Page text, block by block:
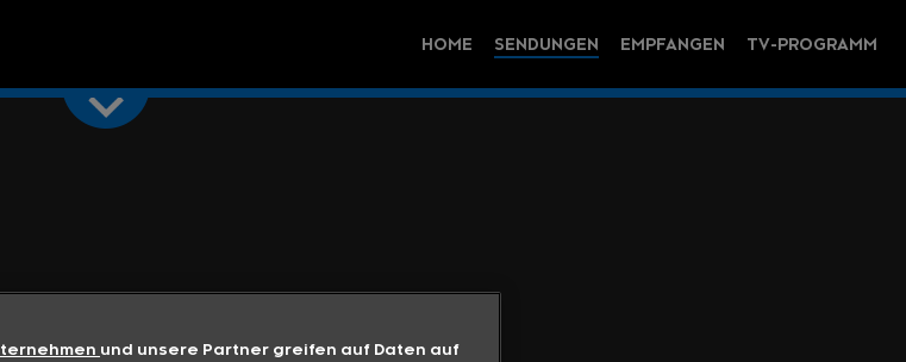
HOME SENDUNGEN EMPFANGEN TV-PROGRAMM
und unsere Partner greifen auf Daten auf